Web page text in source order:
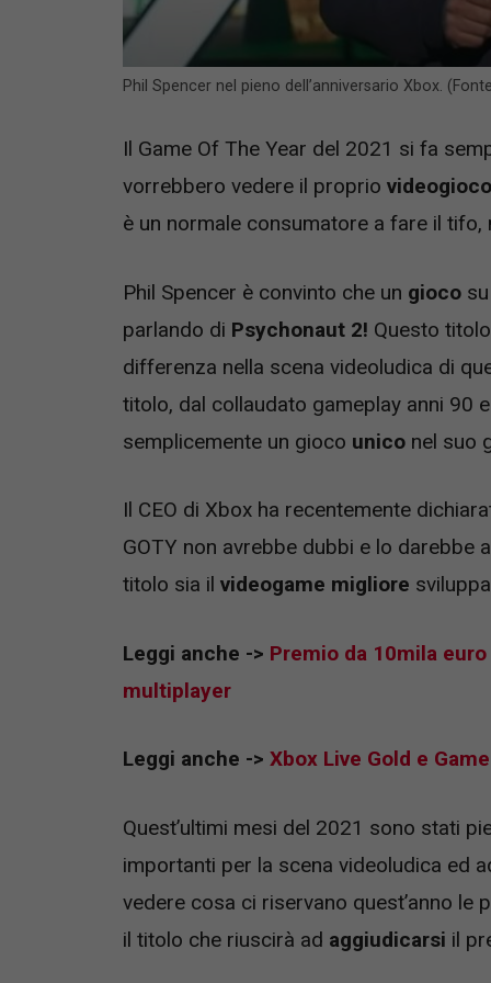
Phil Spencer nel pieno dell’anniversario Xbox.
Il Game Of The Year del 2021 si fa
vorrebbero vedere il proprio
è un normale consumatore a fare il
Phil Spencer è convinto che un gioco
parlando di Psychonaut 2! Questo
differenza nella scena videoludica di
titolo, dal collaudato gameplay anni 90
semplicemente un gioco unico nel suo
Il CEO di Xbox ha recentemente
GOTY non avrebbe dubbi e lo darebbe
titolo sia il videogame migliore
Leggi anche -> Premio da 10mila
multiplayer
Leggi anche -> Xbox Live Gold e
Quest’ultimi mesi del 2021 sono stati
importanti per la scena videoludica ed
vedere cosa ci riservano quest’anno le
il titolo che riuscirà ad aggiudicarsi il